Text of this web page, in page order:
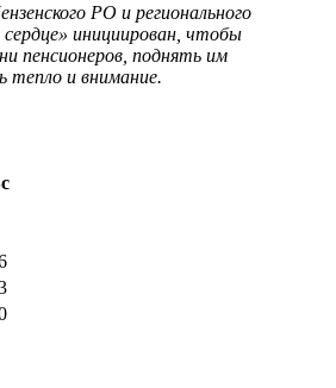
РО и регионального
инициирован, чтобы
пенсионеров, поднять им
тепло и внимание.